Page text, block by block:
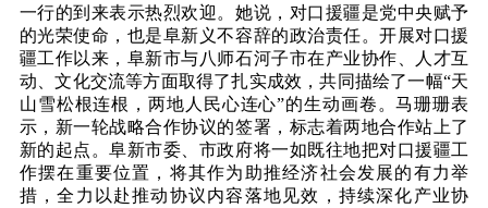
一行的到来表示热烈欢迎。她说，对口援疆是党中央赋予
的光荣使命，也是阜新义不容辞的政治责任。开展对口援
疆工作以来，阜新市与八师石河子市在产业协作、人才互
动、文化交流等方面取得了扎实成效，共同描绘了一幅“天
山雪松根连根，两地人民心连心”的生动画卷。马珊珊表
示，新一轮战略合作协议的签署，标志着两地合作站上了
新的起点。阜新市委、市政府将一如既往地把对口援疆工
作摆在重要位置，将其作为助推经济社会发展的有力举
措，全力以赴推动协议内容落地见效，持续深化产业协